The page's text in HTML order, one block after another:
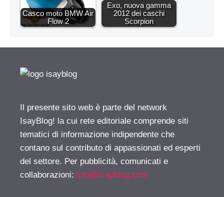
Casco moto BMW Air
Flow 2
Exo, nuova gamma
2012 dei caschi
Scorpion
Il presente sito web è parte del network
IsayBlog! la cui rete editoriale comprende siti
tematici di informazione indipendente che
contano sul contributo di appassionati ed esperti
del settore. Per pubblicità, comunicati e
collaborazioni: info@isayblog.com